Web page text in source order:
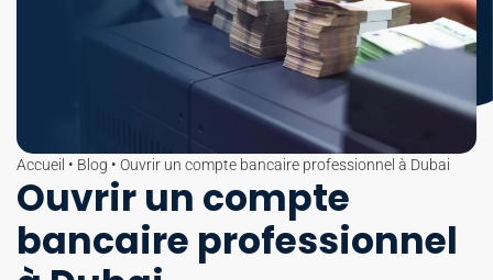
Accueil • Blog • Ouvrir un compte bancaire professionnel à Dubai
Ouvrir un compte
bancaire professionnel